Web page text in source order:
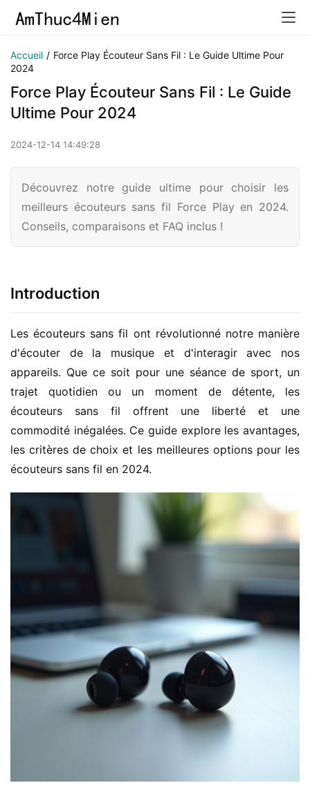
Accueil / Force Play Écouteur Sans Fil : Le Guide Ultime Pour
2024
Force Play Écouteur Sans Fil : Le Guide
Ultime Pour 2024
2024-12-14 14:49:28
Découvrez notre guide ultime pour choisir les
meilleurs écouteurs sans fil Force Play en 2024.
Conseils, comparaisons et FAQ inclus !
Introduction
Les écouteurs sans fil ont révolutionné notre manière
d'écouter de la musique et d'interagir avec nos
appareils. Que ce soit pour une séance de sport, un
trajet quotidien ou un moment de détente, les
écouteurs sans fil offrent une liberté et une
commodité inégalées. Ce guide explore les avantages,
les critères de choix et les meilleures options pour les
écouteurs sans fil en 2024.